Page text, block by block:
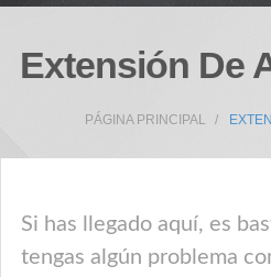
Extensión De
PÁGINA PRINCIPAL
Si has llegado aquí, es
tengas algún problema